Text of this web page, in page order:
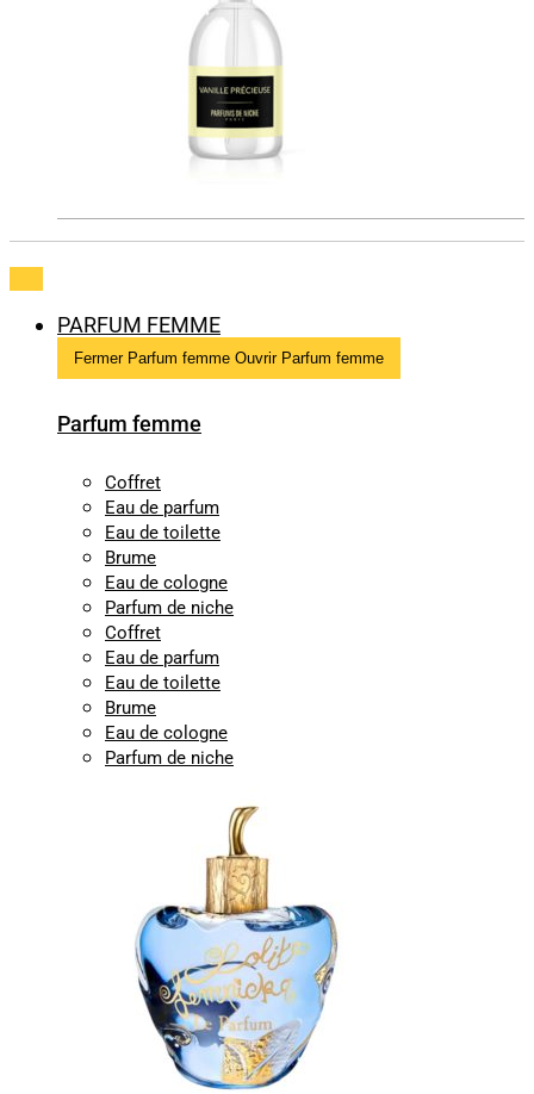
PARFUM FEMME
Fermer Parfum femme Ouvrir Parfum femme
Parfum femme
Coffret
Eau de parfum
Eau de toilette
Brume
Eau de cologne
Parfum de niche
Coffret
Eau de parfum
Eau de toilette
Brume
Eau de cologne
Parfum de niche